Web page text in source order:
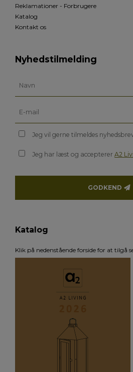
Reklamationer - Forbrugere
Katalog
Kontakt os
Nyhedstilmelding
Jeg vil gerne tilmeldes
Jeg har læst og acceptererA2
GODKEND
Katalog
Klik på nedenstående forside for at tilgå